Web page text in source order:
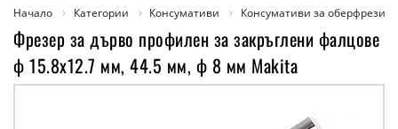
Начало Категории Консумативи Консумативи за оберфрези
Фрезер за дърво профилен за закръглени фалцове
ф 15.8х12.7 мм, 44.5 мм, ф 8 мм Makita